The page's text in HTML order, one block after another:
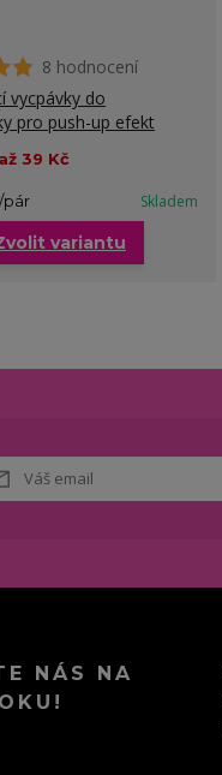
8 hodnocení
vycpávky do
pro push-up efekt
39 Kč
/pár Skladem
variantu
NÁS NA